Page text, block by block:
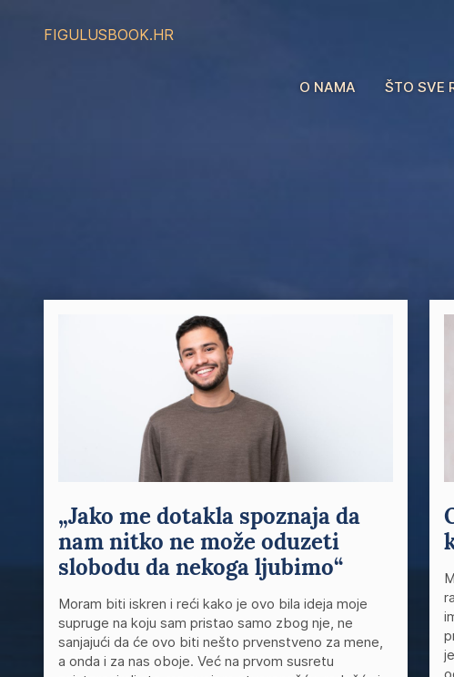
FIGULUSBOOK.HR
O NAMA ŠTO SVE
„Jako me dotakla spoznaja da
nam nitko ne može oduzeti
slobodu da nekoga ljubimo“
Moram biti iskren i reći kako je ovo bila ideja moje
supruge na koju sam pristao samo zbog nje, ne
sanjajući da će ovo biti nešto prvenstveno za mene,
a onda i za nas oboje. Već na prvom susretu